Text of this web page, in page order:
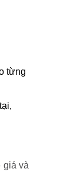
từng
giá và